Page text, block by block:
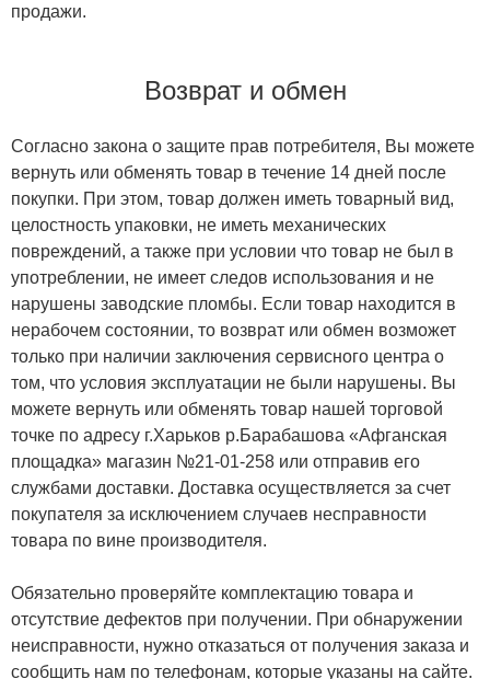
продажи.
Возврат и обмен
Согласно закона о защите прав потребителя, Вы можете
вернуть или обменять товар в течение 14 дней после
покупки. При этом, товар должен иметь товарный вид,
целостность упаковки, не иметь механических
повреждений, а также при условии что товар не был в
употреблении, не имеет следов использования и не
нарушены заводские пломбы. Если товар находится в
нерабочем состоянии, то возврат или обмен возможет
только при наличии заключения сервисного центра о
том, что условия эксплуатации не были нарушены. Вы
можете вернуть или обменять товар нашей торговой
точке по адресу г.Харьков р.Барабашова «Афганская
площадка» магазин №21-01-258 или отправив его
службами доставки. Доставка осуществляется за счет
покупателя за исключением случаев несправности
товара по вине производителя.
Обязательно проверяйте комплектацию товара и
отсутствие дефектов при получении. При обнаружении
неисправности, нужно отказаться от получения заказа и
сообщить нам по телефонам, которые указаны на сайте.